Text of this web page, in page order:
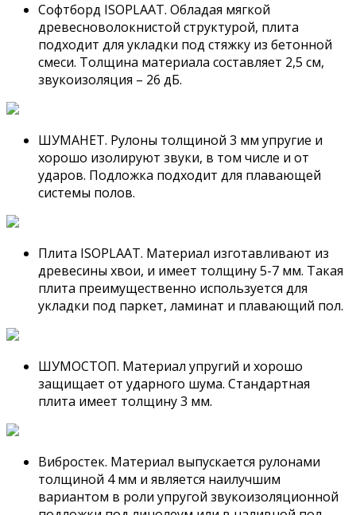
Софтборд ISOPLAAT. Обладая мягкой
древесноволокнистой структурой, плита
подходит для укладки под стяжку из бетонной
смеси. Толщина материала составляет 2,5 см,
звукоизоляция – 26 дБ.
ШУМАНЕТ. Рулоны толщиной 3 мм упругие и
хорошо изолируют звуки, в том числе и от
ударов. Подложка подходит для плавающей
системы полов.
Плита ISOPLAAT. Материал изготавливают из
древесины хвои, и имеет толщину 5-7 мм. Такая
плита преимущественно используется для
укладки под паркет, ламинат и плавающий пол.
ШУМОСТОП. Материал упругий и хорошо
защищает от ударного шума. Стандартная
плита имеет толщину 3 мм.
Вибростек. Материал выпускается рулонами
толщиной 4 мм и является наилучшим
вариантом в роли упругой звукоизоляционной